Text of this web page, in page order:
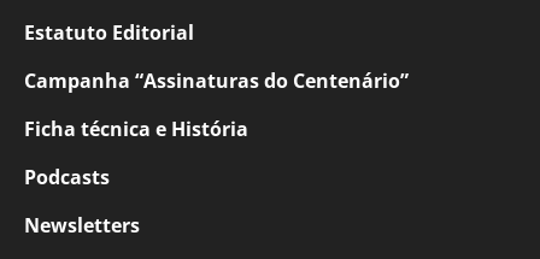
Estatuto Editorial
Campanha “Assinaturas do Centenário”
Ficha técnica e História
Podcasts
Newsletters